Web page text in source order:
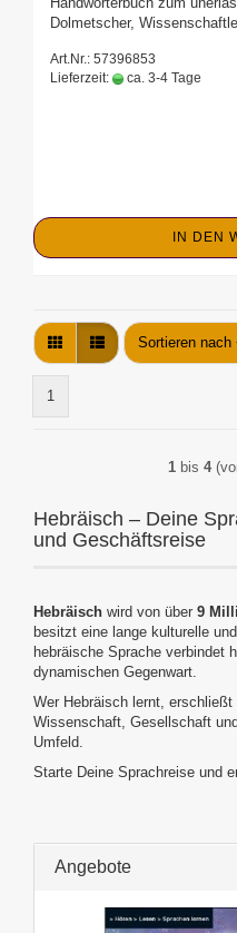
Dolmetscher,
Art.Nr.: 57396853
Lieferzeit:
ca. 3-4 Tage
IN DEN
Sortieren nach
Sortieren nach
1
1bis 4
Hebräisch – Deine
und Geschäftsreise
Hebräisch wird von über 9
besitzt eine lange kulturelle
hebräische Sprache verbindet
dynamischen Gegenwart.
Wer Hebräisch lernt,
Wissenschaft, Gesellschaft
Umfeld.
Starte Deine Sprachreise und
Angebote